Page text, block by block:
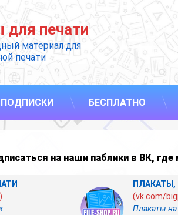
печати
материал для
печати
ПОДПИСКИ БЕСПЛАТНО
на наши паблики в ВК, где
ПЛАКАТЫ,
(vk.com/
Плакаты на